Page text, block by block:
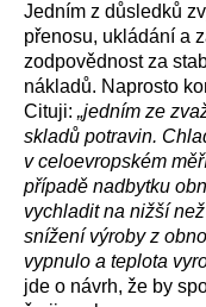
Jedním z důsledků
přenosu, ukládání a
zodpovědnost za
nákladů. Naprosto
Cituji: „jedním ze
skladů potravin.
v celoevropském
případě nadbytku
vychladit na nižší
snížení výroby z
vypnulo a teplota
jde o návrh, že by